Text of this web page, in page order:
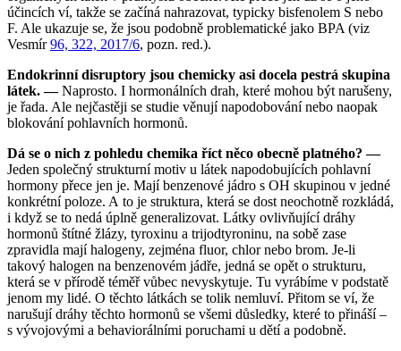
účincích ví, takže se začíná nahrazovat, typicky bisfenolem S nebo
F. Ale ukazuje se, že jsou podobně problematické jako BPA (viz
Vesmír96, 322, 2017/6, pozn. red.).
Endokrinní disruptory jsou chemicky asi docela pestrá skupina
látek. —Naprosto. I hormonálních drah, které mohou být narušeny,
je řada. Ale nejčastěji se studie věnují napodobování nebo naopak
blokování pohlavních hormonů.
Dá se o nich z pohledu chemika říct něco obecně platného? —
Jeden společný strukturní motiv u látek napodobujících pohlavní
hormony přece jen je. Mají benzenové jádro s OH skupinou v jedné
konkrétní poloze. A to je struktura, která se dost neochotně rozkládá,
i když se to nedá úplně generalizovat. Látky ovlivňující dráhy
hormonů štítné žlázy, tyroxinu a trijodtyroninu, na sobě zase
zpravidla mají halogeny, zejména fluor, chlor nebo brom. Je-li
takový halogen na benzenovém jádře, jedná se opět o strukturu,
která se v přírodě téměř vůbec nevyskytuje. Tu vyrábíme v podstatě
jenom my lidé. O těchto látkách se tolik nemluví. Přitom se ví, že
narušují dráhy těchto hormonů se všemi důsledky, které to přináší –
s vývojovými a behaviorálními poruchami u dětí a podobně.